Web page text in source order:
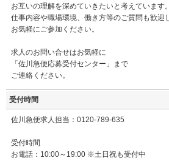
お互いの理解を深めていきたいと考えています。
仕事内容や職場環境、働き方等のご質問も歓迎
お気軽にご参加ください。
求人のお問い合せはお気軽に
「佐川急便応募受付センター」まで
ご連絡ください。
受付時間
佐川急便求人担当：0120-789-635
受付時間
お電話：10:00～19:00 ※土日祝も受付中